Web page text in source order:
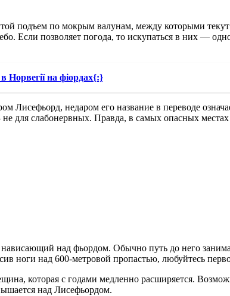
подъем по мокрым валунам, между которыми
Если позволяет погода, то искупаться в них —
на фіордах{:}
Лисефьорд, недаром его название в переводе
для слабонервных. Правда, в самых опасных
над фьордом. Обычно путь до него
ноги над 600-метровой пропастью, любуйтесь
которая с годами медленно расширяется.
над Лисефьордом.